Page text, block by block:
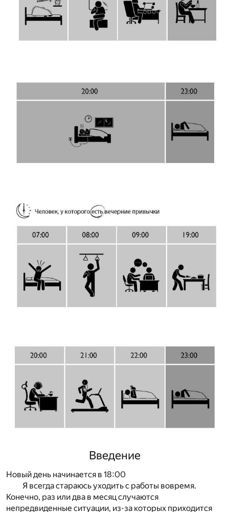
Введение
Новый день начинается в 18:00
Я всегда стараюсь уходить с работы вовремя.
Конечно, раз или два в месяц случаются
непредвиденные ситуации, из-за которых приходится